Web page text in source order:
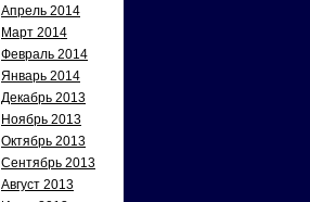
Апрель 2014
Март 2014
Февраль 2014
Январь 2014
Декабрь 2013
Ноябрь 2013
Октябрь 2013
Сентябрь 2013
Август 2013